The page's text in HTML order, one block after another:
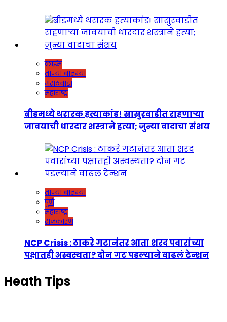
क्राईम
ताज्या बातम्या
मराठवाडा
महाराष्ट्र
बीडमध्ये थरारक हत्याकांड! सासुरवाडीत राहणाऱ्या
जावयाची धारदार शस्त्राने हत्या; जुन्या वादाचा संशय
ताज्या बातम्या
पुणे
महाराष्ट्र
राजकारण
NCP Crisis : ठाकरे गटानंतर आता शरद पवारांच्या
पक्षातही अस्वस्थता? दोन गट पडल्याने वाढलं टेन्शन
Heath Tips